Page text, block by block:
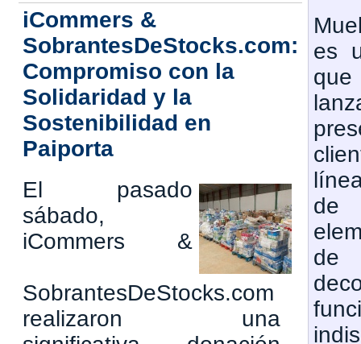
iCommers &
SobrantesDeStocks.com:
Compromiso con la
Solidaridad y la
Sostenibilidad en
Paiporta
El pasado
sábado,
iCommers &
SobrantesDeStocks.com
realizaron una
es
de